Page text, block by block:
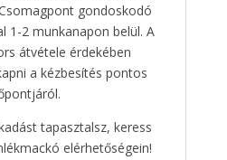
gondoskodó
1-2 munkanapon belül. A
átvétele érdekében
a kézbesítés pontos
tapasztalsz, keress
elérhetőségein!